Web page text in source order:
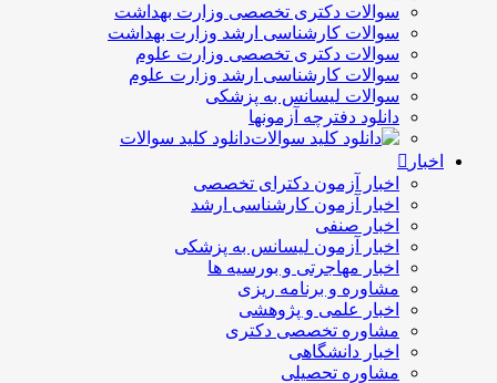
سوالات دکتری تخصصی وزارت بهداشت
سوالات کارشناسی ارشد وزارت بهداشت
سوالات دکتری تخصصی وزارت علوم
سوالات کارشناسی ارشد وزارت علوم
سوالات لیسانس به پزشکی
دانلود دفترچه آزمونها
دانلود کلید سوالات
اخبار
اخبار آزمون دکترای تخصصی
اخبار آزمون کارشناسی ارشد
اخبار صنفی
اخبار آزمون لیسانس به پزشکی
اخبار مهاجرتی و بورسیه ها
مشاوره و برنامه ریزی
اخبار علمی و پژوهشی
مشاوره تخصصی دکتری
اخبار دانشگاهی
مشاوره تحصیلی